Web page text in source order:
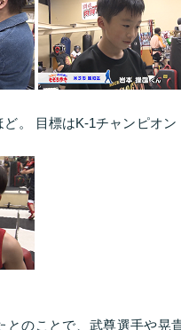
。 目標はK-1チャンピオ
とのことで、武尊選手や